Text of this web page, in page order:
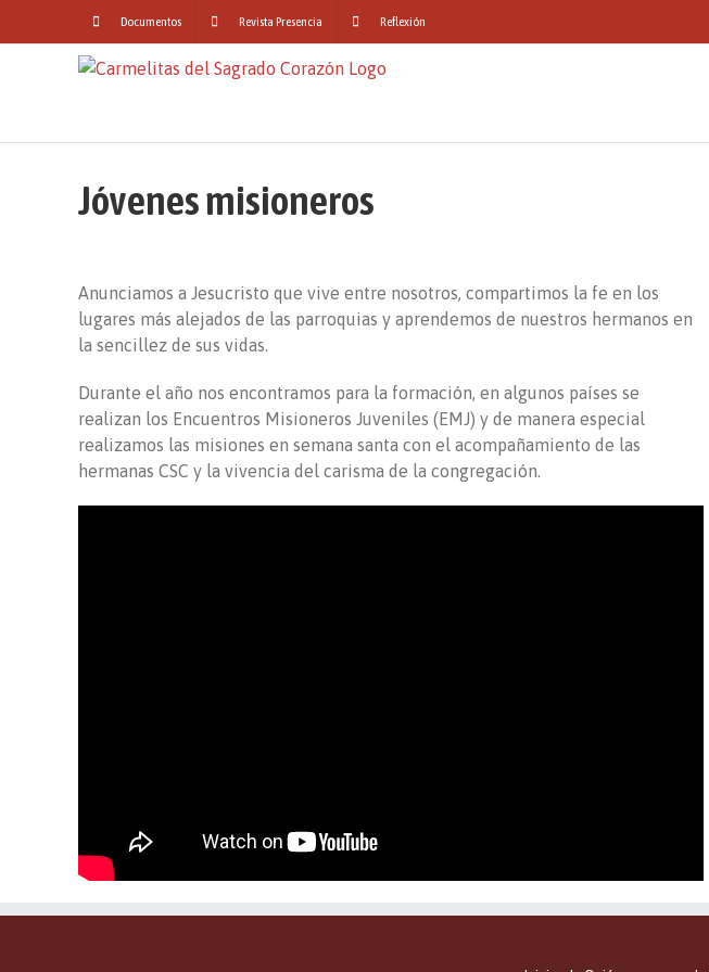
Documentos Revista Presencia Reflexión
Jóvenes misioneros
Anunciamos a Jesucristo que vive entre nosotros, compartimos la fe en los
lugares más alejados de las parroquias y aprendemos de nuestros hermanos en
la sencillez de sus vidas.
Durante el año nos encontramos para la formación, en algunos países se
realizan los Encuentros Misioneros Juveniles (EMJ) y de manera especial
realizamos las misiones en semana santa con el acompañamiento de las
hermanas CSC y la vivencia del carisma de la congregación.